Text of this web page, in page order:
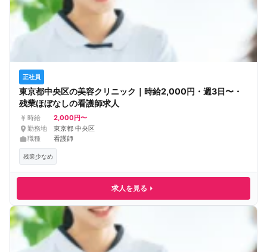
正社員
東京都中央区の美容クリニック｜時給2,000円・週3日〜・
残業ほぼなしの看護師求人
時給 2,000円〜
勤務地
東京都 中央区
職種
看護師
残業少なめ
求人を見る